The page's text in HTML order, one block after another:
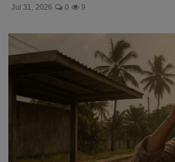
Jul 31, 2026 0 9